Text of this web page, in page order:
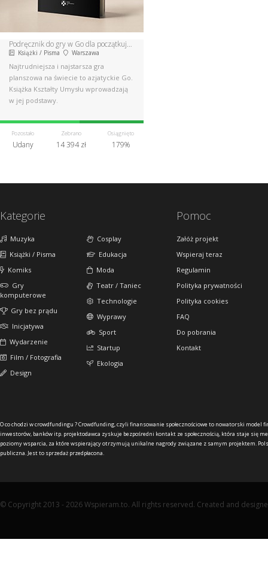
Podręcznik do gry w Go dla początkujących
Książki / Pisma Warszawa
Najtrudniejsza i najstarsza gra
planszowa na świecie to azjatyckie Go.
Książka Kształty Umysłu wprowadzają
w jej podstawy.
Pozostało
Udany
Zebrano
14 394 zł
Osiągnięto
179%
Kategorie
Muzyka
Książki / Pisma
Komiks
Gry
komputerowe
Gry bez prądu
Inicjatywa
Wydarzenie
Film / Fotografia
Design
Cosplay
Edukacja
Moda
Teatr / Taniec
Technologie
Wyprawy
Sport
Startup
Ekologia
Pomoc
Załóż projekt
Wspieraj teraz
Regulamin
Polityka prywatności
Polityka cookies
FAQ
Do pobrania
Kontakt
O co chodzi w crowdfundingu ?Crowdfunding, czyli finansowanie społecznościowe to nowatorski model
inwestorów, banków itp. projektodawca zyskuje bezpośredni kontakt ze społecznością, która staje się
poziomy wsparcia, za które wspierający otrzymują unikalne nagrody związane z samym projektem.
publiczna. Jest to sprzedaż przedpłacona.
© Copyright 2013 - 2026 Wspieram.to. All rights reserved. Created and